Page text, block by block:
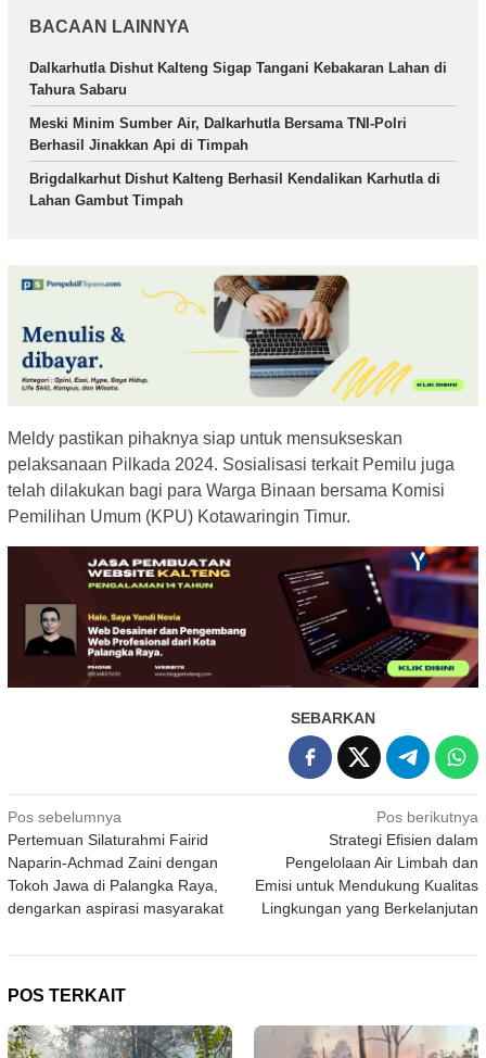
BACAAN LAINNYA
Dalkarhutla Dishut Kalteng Sigap Tangani Kebakaran Lahan di
Tahura Sabaru
Meski Minim Sumber Air, Dalkarhutla Bersama TNI-Polri
Berhasil Jinakkan Api di Timpah
Brigdalkarhut Dishut Kalteng Berhasil Kendalikan Karhutla di
Lahan Gambut Timpah
Meldy pastikan pihaknya siap untuk mensukseskan
pelaksanaan Pilkada 2024. Sosialisasi terkait Pemilu juga
telah dilakukan bagi para Warga Binaan bersama Komisi
Pemilihan Umum (KPU) Kotawaringin Timur.
SEBARKAN
Navigasi
pos
Pos sebelumnya
Pertemuan Silaturahmi Fairid
Naparin-Achmad Zaini dengan
Tokoh Jawa di Palangka Raya,
dengarkan aspirasi masyarakat
Pos berikutnya
Strategi Efisien dalam
Pengelolaan Air Limbah dan
Emisi untuk Mendukung Kualitas
Lingkungan yang Berkelanjutan
POS TERKAIT